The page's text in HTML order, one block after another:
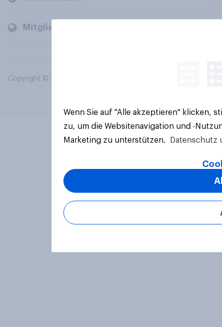
Mitglieder und Kunden
Copyright © 2026 YouGov PLC. Alle Rechte vorbehalten.
Wenn Sie auf "Alle akzeptieren" klicken,
zu, um die Websitenavigation und -
Marketing zu unterstützen.
Datenschutz